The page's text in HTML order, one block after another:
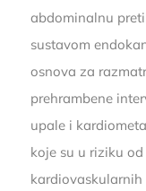
abdominalnu
sustavom
osnova za
prehrambene
upale i
koje su u riziku
kardiovaskularnih